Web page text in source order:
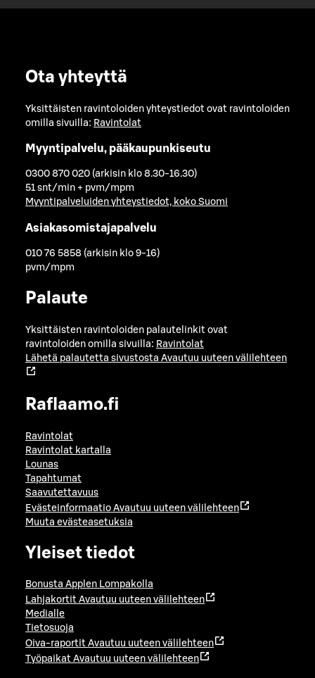
Ota yhteyttä
Yksittäisten ravintoloiden yhteystiedot ovat ravintoloiden
omilla sivuilla: Ravintolat
Myyntipalvelu, pääkaupunkiseutu
0300 870 020 (arkisin klo 8.30-16.30)
51 snt/min + pvm/mpm
Myyntipalveluiden yhteystiedot, koko Suomi
Asiakasomistajapalvelu
010 76 5858 (arkisin klo 9-16)
pvm/mpm
Palaute
Yksittäisten ravintoloiden palautelinkit ovat
ravintoloiden omilla sivuilla: Ravintolat
Lähetä palautetta sivustosta Avautuu uuteen välilehteen
Raflaamo.fi
Ravintolat
Ravintolat kartalla
Lounas
Tapahtumat
Saavutettavuus
Evästeinformaatio Avautuu uuteen välilehteen
Muuta evästeasetuksia
Yleiset tiedot
Bonusta Applen Lompakolla
Lahjakortit Avautuu uuteen välilehteen
Medialle
Tietosuoja
Oiva-raportit Avautuu uuteen välilehteen
Työpaikat Avautuu uuteen välilehteen